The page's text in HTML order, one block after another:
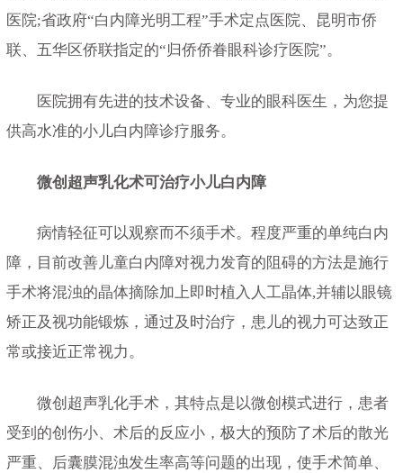
医院;省政府“白内障光明工程”手术定点医院、昆明市侨
联、五华区侨联指定的“归侨侨眷眼科诊疗医院”。
医院拥有先进的技术设备、专业的眼科医生，为您提
供高水准的小儿白内障诊疗服务。
微创超声乳化术可治疗小儿白内障
病情轻征可以观察而不须手术。程度严重的单纯白内
障，目前改善儿童白内障对视力发育的阻碍的方法是施行
手术将混浊的晶体摘除加上即时植入人工晶体,并辅以眼镜
矫正及视功能锻炼，通过及时治疗，患儿的视力可达致正
常或接近正常视力。
微创超声乳化手术，其特点是以微创模式进行，患者
受到的创伤小、术后的反应小，极大的预防了术后的散光
严重、后囊膜混浊发生率高等问题的出现，使手术简单、